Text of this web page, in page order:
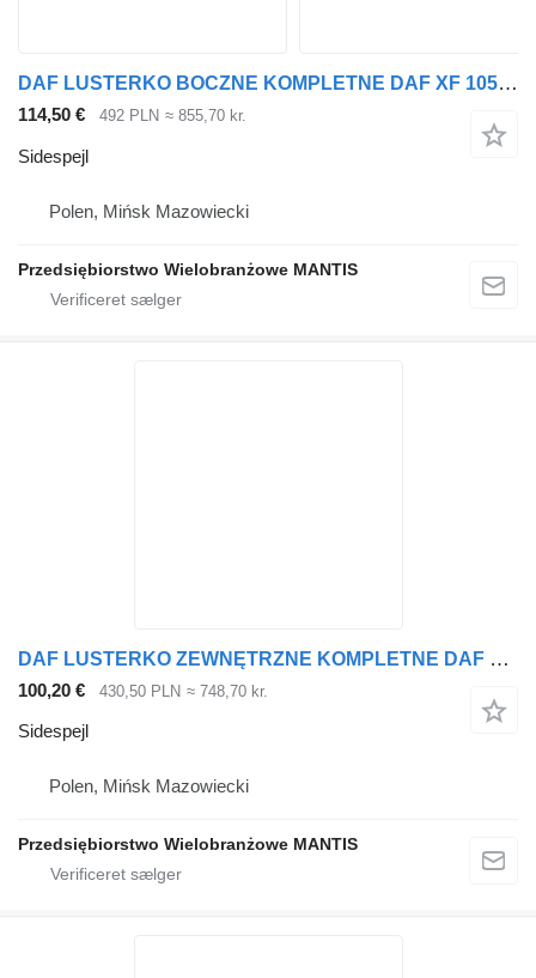
DAF LUSTERKO BOCZNE KOMPLETNE DAF XF 105 EURO 5 ORYGINAŁ LEWE DUŻY W sidespejl til trækker
114,50 € 492 PLN ≈ 855,70 kr.
Sidespejl
Polen, Mińsk Mazowiecki
Przedsiębiorstwo Wielobranżowe MANTIS
DAF LUSTERKO ZEWNĘTRZNE KOMPLETNE DAF XF 105 EURO 5 ORYGINAŁ LEWE sidespejl til trækker
100,20 € 430,50 PLN ≈ 748,70 kr.
Sidespejl
Polen, Mińsk Mazowiecki
Przedsiębiorstwo Wielobranżowe MANTIS